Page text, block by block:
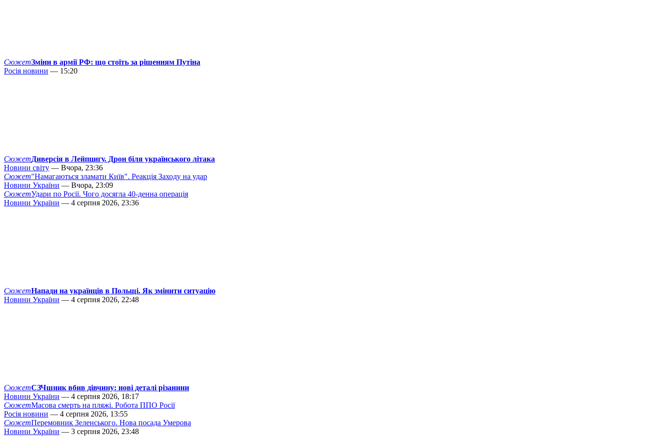
СюжетЗміни в армії РФ: що стоїть за рішенням Путіна
Росія новини — 15:20
СюжетДиверсія в Лейпцигу. Дрон біля українського літака
Новини світу — Вчора, 23:36
Сюжет"Намагаються зламати Київ". Реакція Заходу на удар
Новини України — Вчора, 23:09
СюжетУдари по Росії. Чого досягла 40-денна операція
Новини України — 4 серпня 2026, 23:36
СюжетНапади на українців в Польщі. Як змінити ситуацію
Новини України — 4 серпня 2026, 22:48
СюжетСЗЧшник вбив дівчину: нові деталі різанини
Новини України — 4 серпня 2026, 18:17
СюжетМасова смерть на пляжі. Робота ППО Росії
Росія новини — 4 серпня 2026, 13:55
СюжетПеремовник Зеленського. Нова посада Умерова
Новини України — 3 серпня 2026, 23:48